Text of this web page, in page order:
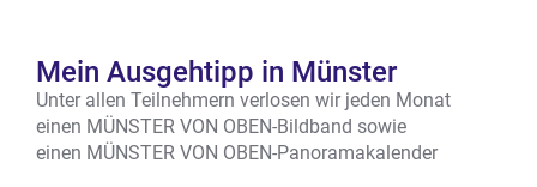
Mein Ausgehtipp in Münster
Unter allen Teilnehmern verlosen wir jeden Monat
einen MÜNSTER VON OBEN-Bildband sowie
einen MÜNSTER VON OBEN-Panoramakalender